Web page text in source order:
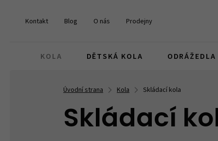
Kontakt Blog O nás Prodejny
KOLA
Skládací kola
DĚTSKÁ KOLA
děti 3 - 5 let
ODRÁŽEDLA
pro nejmenší
Gripy a omotávky
dárky pro děti na kolo
Úvodní strana Kola Skládací kola
Skládací